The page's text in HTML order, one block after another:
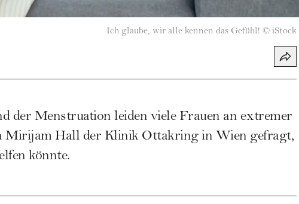
Ich glaube, wir alle kennen das Gefühl! © iStock
der Menstruation leiden viele Frauen an extremer
Hall der Klinik Ottakring in Wien gefragt,
könnte.